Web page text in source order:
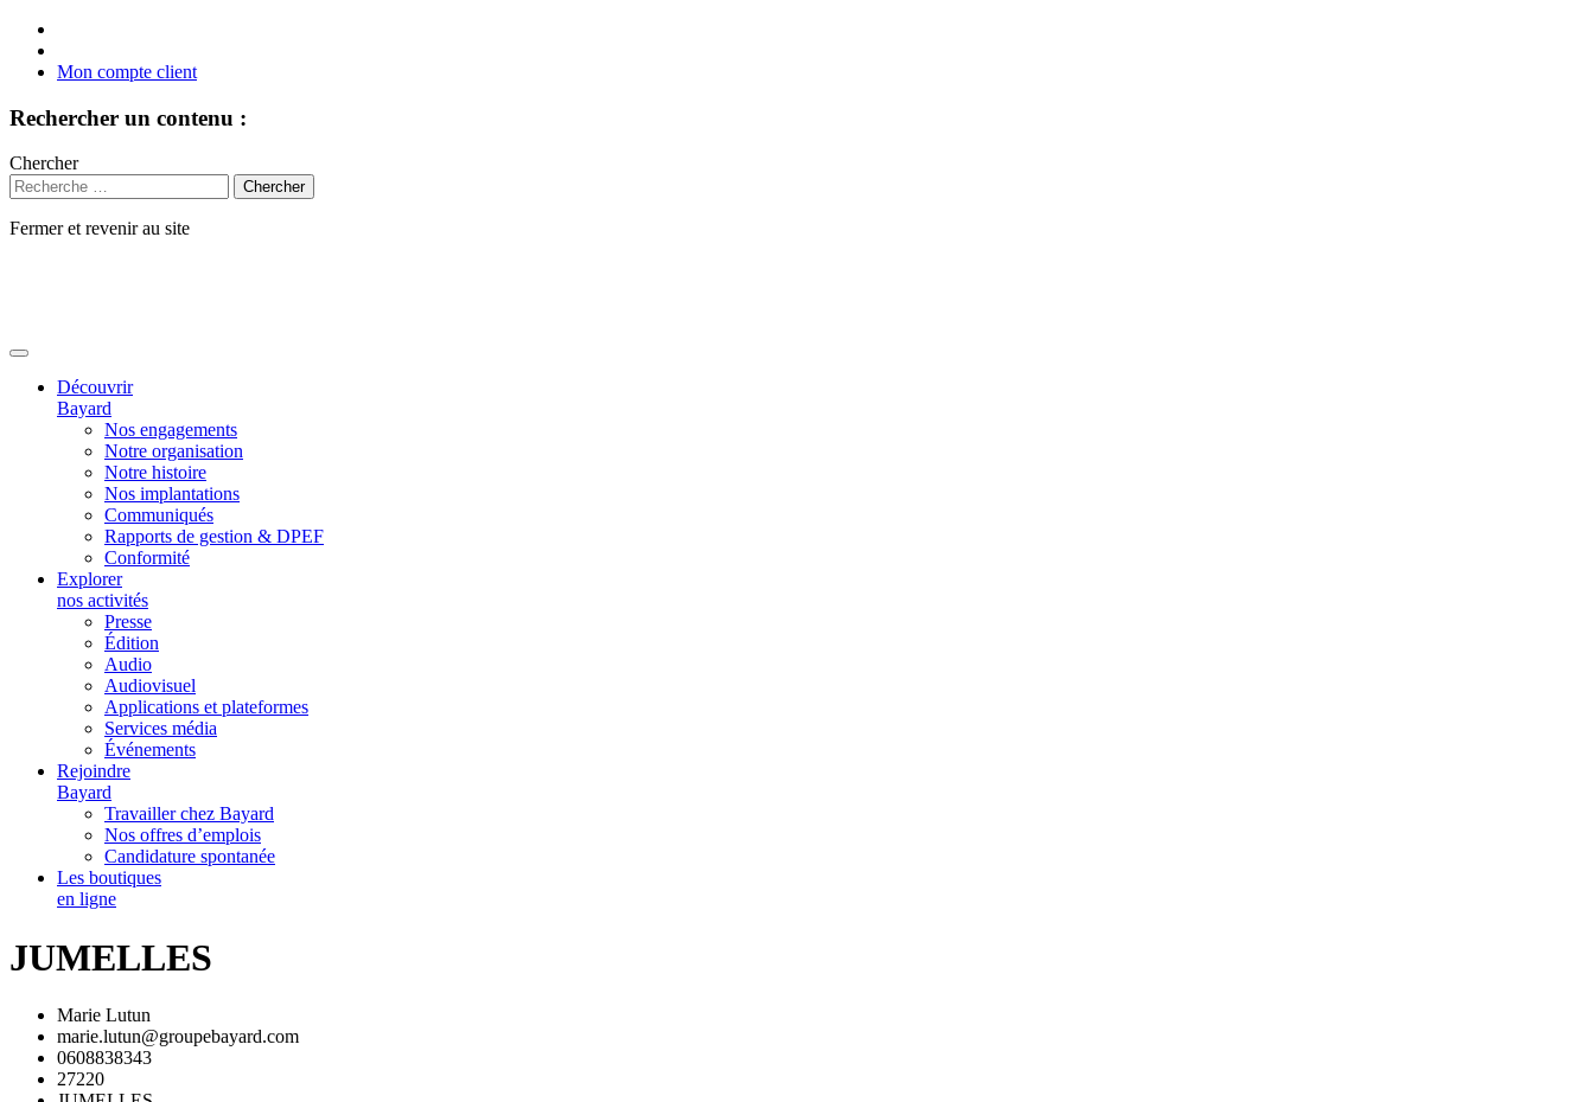
Mon compte client
Rechercher un contenu :
Chercher
Fermer et revenir au site
Découvrir
Bayard
Nos engagements
Notre organisation
Notre histoire
Nos implantations
Communiqués
Rapports de gestion & DPEF
Conformité
Explorer
nos activités
Presse
Édition
Audio
Audiovisuel
Applications et plateformes
Services média
Événements
Rejoindre
Bayard
Travailler chez Bayard
Nos offres d’emplois
Candidature spontanée
Les boutiques
en ligne
JUMELLES
Marie Lutun
marie.lutun@groupebayard.com
0608838343
27220